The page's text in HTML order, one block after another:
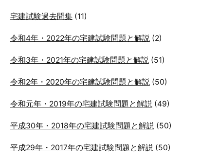
宅建試験過去問集(11)
令和4年・2022年の宅建試験問題と解説(2)
令和3年・2021年の宅建試験問題と解説(51)
令和2年・2020年の宅建試験問題と解説(50)
令和元年・2019年の宅建試験問題と解説(49)
平成30年・2018年の宅建試験問題と解説(50)
平成29年・2017年の宅建試験問題と解説(50)